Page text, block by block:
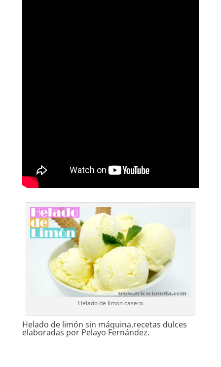
Helado de limon casero
Helado de limón sin máquina,recetas dulces
elaboradas por Pelayo Fernández.